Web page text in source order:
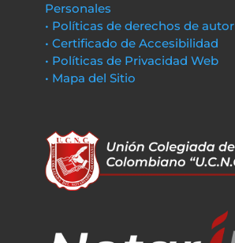
Personales
• Políticas de derechos de autor
• Certificado de Accesibilidad
• Políticas de Privacidad Web
• Mapa del Sitio